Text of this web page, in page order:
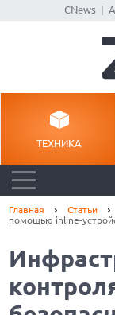
CNews|
ТЕХНИКА
Главная Статьи
помощью inline-